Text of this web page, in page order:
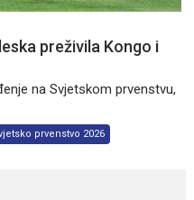
preživila Kongo i
na Svjetskom prvenstvu,
prvenstvo 2026